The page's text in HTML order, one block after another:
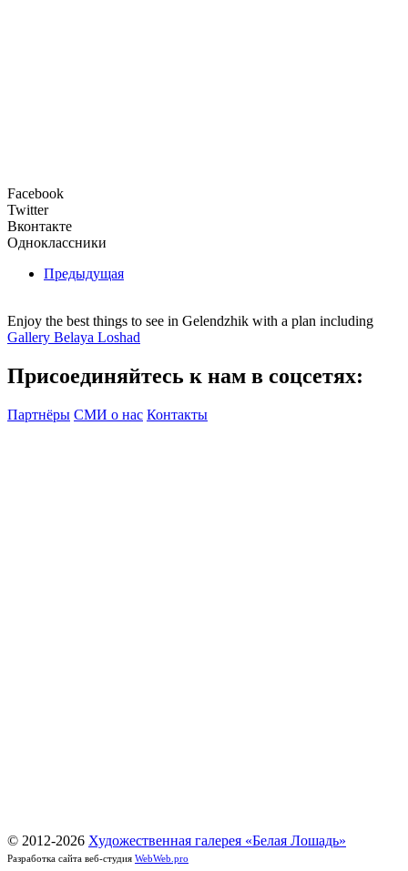
Facebook
Twitter
Вконтакте
Одноклассники
Предыдущая
Enjoy the best things to see in Gelendzhik with a plan including
Gallery Belaya Loshad
Присоединяйтесь к нам в соцсетях:
Партнёры СМИ о нас Контакты
© 2012-2026 Художественная галерея «Белая Лошадь»
Разработка сайта веб-студия WebWeb.pro